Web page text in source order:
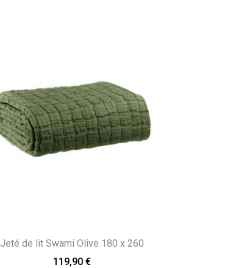
Jeté de lit Swami Olive 180 x 260
119,90 €